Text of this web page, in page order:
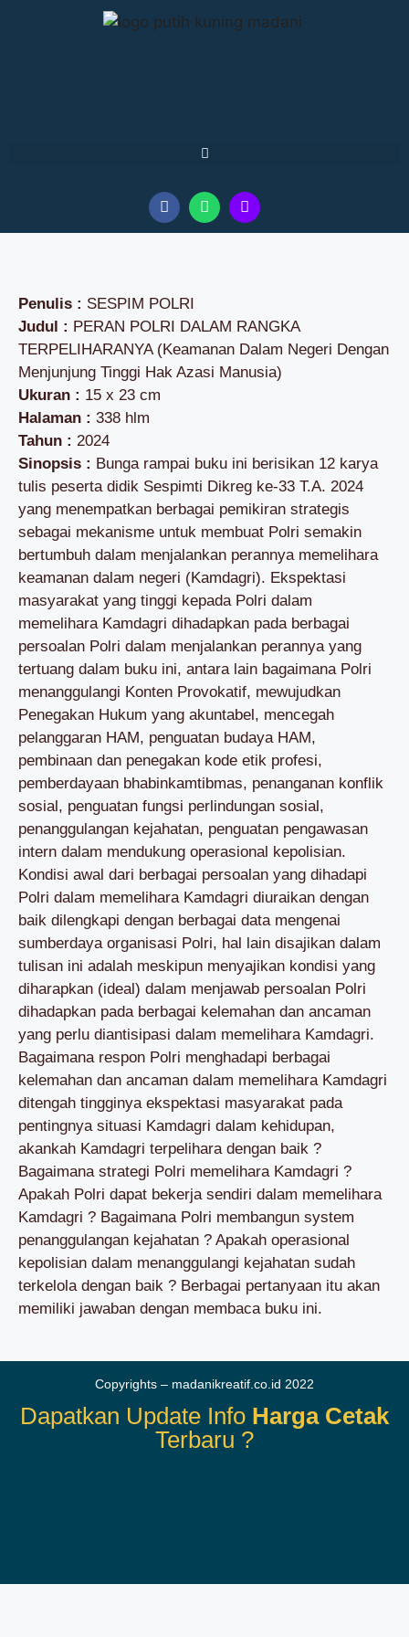
Penulis : SESPIM POLRI
Judul : PERAN POLRI DALAM RANGKA
TERPELIHARANYA (Keamanan Dalam Negeri Dengan
Menjunjung Tinggi Hak Azasi Manusia)
Ukuran : 15 x 23 cm
Halaman : 338 hlm
Tahun : 2024
Sinopsis : Bunga rampai buku ini berisikan 12 karya
tulis peserta didik Sespimti Dikreg ke-33 T.A. 2024
yang menempatkan berbagai pemikiran strategis
sebagai mekanisme untuk membuat Polri semakin
bertumbuh dalam menjalankan perannya memelihara
keamanan dalam negeri (Kamdagri). Ekspektasi
masyarakat yang tinggi kepada Polri dalam
memelihara Kamdagri dihadapkan pada berbagai
persoalan Polri dalam menjalankan perannya yang
tertuang dalam buku ini, antara lain bagaimana Polri
menanggulangi Konten Provokatif, mewujudkan
Penegakan Hukum yang akuntabel, mencegah
pelanggaran HAM, penguatan budaya HAM,
pembinaan dan penegakan kode etik profesi,
pemberdayaan bhabinkamtibmas, penanganan konflik
sosial, penguatan fungsi perlindungan sosial,
penanggulangan kejahatan, penguatan pengawasan
intern dalam mendukung operasional kepolisian.
Kondisi awal dari berbagai persoalan yang dihadapi
Polri dalam memelihara Kamdagri diuraikan dengan
baik dilengkapi dengan berbagai data mengenai
sumberdaya organisasi Polri, hal lain disajikan dalam
tulisan ini adalah meskipun menyajikan kondisi yang
diharapkan (ideal) dalam menjawab persoalan Polri
dihadapkan pada berbagai kelemahan dan ancaman
yang perlu diantisipasi dalam memelihara Kamdagri.
Bagaimana respon Polri menghadapi berbagai
kelemahan dan ancaman dalam memelihara Kamdagri
ditengah tingginya ekspektasi masyarakat pada
pentingnya situasi Kamdagri dalam kehidupan,
akankah Kamdagri terpelihara dengan baik ?
Bagaimana strategi Polri memelihara Kamdagri ?
Apakah Polri dapat bekerja sendiri dalam memelihara
Kamdagri ? Bagaimana Polri membangun system
penanggulangan kejahatan ? Apakah operasional
kepolisian dalam menanggulangi kejahatan sudah
terkelola dengan baik ? Berbagai pertanyaan itu akan
memiliki jawaban dengan membaca buku ini.
Copyrights – madanikreatif.co.id 2022
Dapatkan Update Info Harga Cetak
Terbaru ?